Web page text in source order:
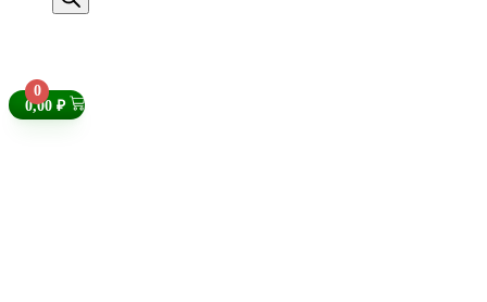
0,00 ₽
0